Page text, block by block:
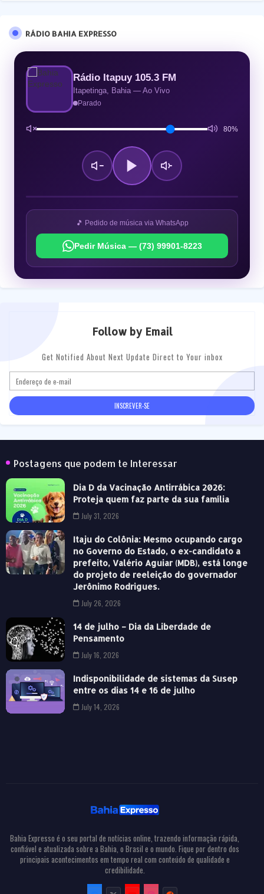
RÁDIO BAHIA EXPRESSO
Rádio Itapuy 105.3 FM
Itapetinga, Bahia — Ao Vivo
Parado
80%
🎵 Pedido de música via WhatsApp
Pedir Música — (73) 99901-8223
Follow by Email
Get Notified About Next Update Direct to Your inbox
Postagens que podem te Interessar
Dia D da Vacinação Antirrábica 2026:
Proteja quem faz parte da sua família
July 31, 2026
Itaju do Colônia: Mesmo ocupando cargo
no Governo do Estado, o ex-candidato a
prefeito, Valério Aguiar (MDB), está longe
do projeto de reeleição do governador
Jerônimo Rodrigues.
July 26, 2026
14 de julho – Dia da Liberdade de
Pensamento
July 16, 2026
Indisponibilidade de sistemas da Susep
entre os dias 14 e 16 de julho
July 14, 2026
Bahia Expresso é o seu portal de notícias online, trazendo informação rápida,
confiável e atualizada sobre a Bahia, o Brasil e o mundo. Fique por dentro dos
principais acontecimentos em tempo real com conteúdo de qualidade e
credibilidade.